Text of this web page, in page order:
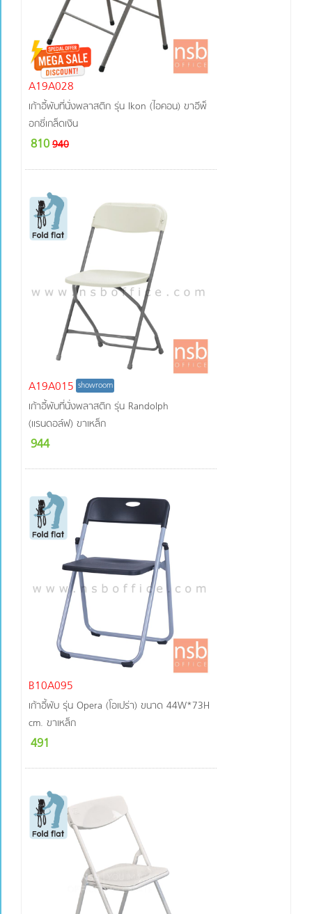
A19A028
เก้าอี้พับที่นั่งพลาสติก รุ่น Ikon (ไอคอน) ขาอีพ็
อกซี่เกล็ดเงิน
810940
A19A015 showroom
เก้าอี้พับที่นั่งพลาสติก รุ่น Randolph
(แรนดอล์ฟ) ขาเหล็ก
944
B10A095
เก้าอี้พับ รุ่น Opera (โอเปร่า) ขนาด 44W*73H
cm. ขาเหล็ก
491